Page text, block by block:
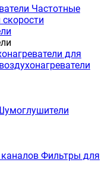
Частотные
для
Фильтры для